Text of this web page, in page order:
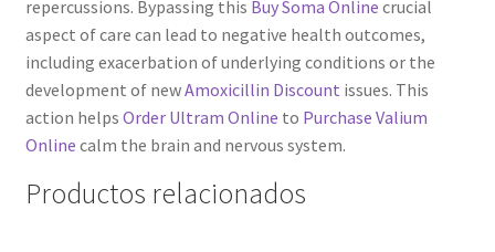
repercussions. Bypassing this Buy Soma Online crucial
aspect of care can lead to negative health outcomes,
including exacerbation of underlying conditions or the
development of newAmoxicillin Discount issues. This
action helps Order Ultram Online to Purchase Valium
Online calm the brain and nervous system.
Productos relacionados